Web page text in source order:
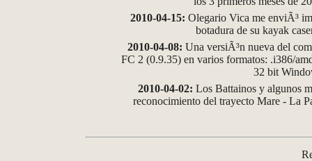
2010-04-15: Olegario Vica me enviÃ³
botadura de su kayak
2010-04-08: Una versiÃ³n nueva del
FC 2 (0.9.35) en varios formatos: .i386/
32 bit
2010-04-02: Los Battainos y algunos
reconocimiento del trayecto Mare - La